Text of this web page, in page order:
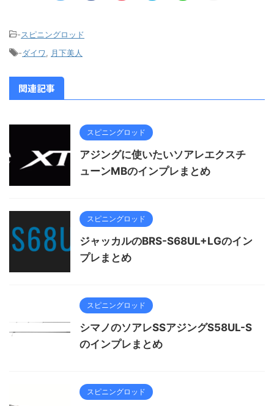
-スピニングロッド
-ダイワ 月下美人
関連記事
スピニングロッド
アジングに使いたいソアレエクスチ
ューンMBのインプレまとめ
スピニングロッド
ジャッカルのBRS-S68UL+LGのイン
プレまとめ
スピニングロッド
シマノのソアレSSアジングS58UL-S
のインプレまとめ
スピニングロッド